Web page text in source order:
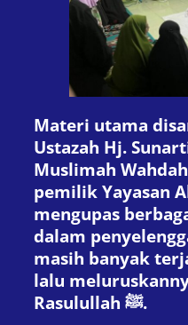
Materi utama
Ustazah Hj.
Muslimah
pemilik Yayasan
mengupas
dalam
masih banyak
lalu
Rasulullah ﷺ.